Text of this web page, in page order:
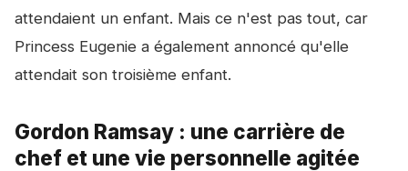
attendaient un enfant. Mais ce n'est pas tout, car
Princess Eugenie a également annoncé qu'elle
attendait son troisième enfant.
Gordon Ramsay : une carrière de
chef et une vie personnelle agitée